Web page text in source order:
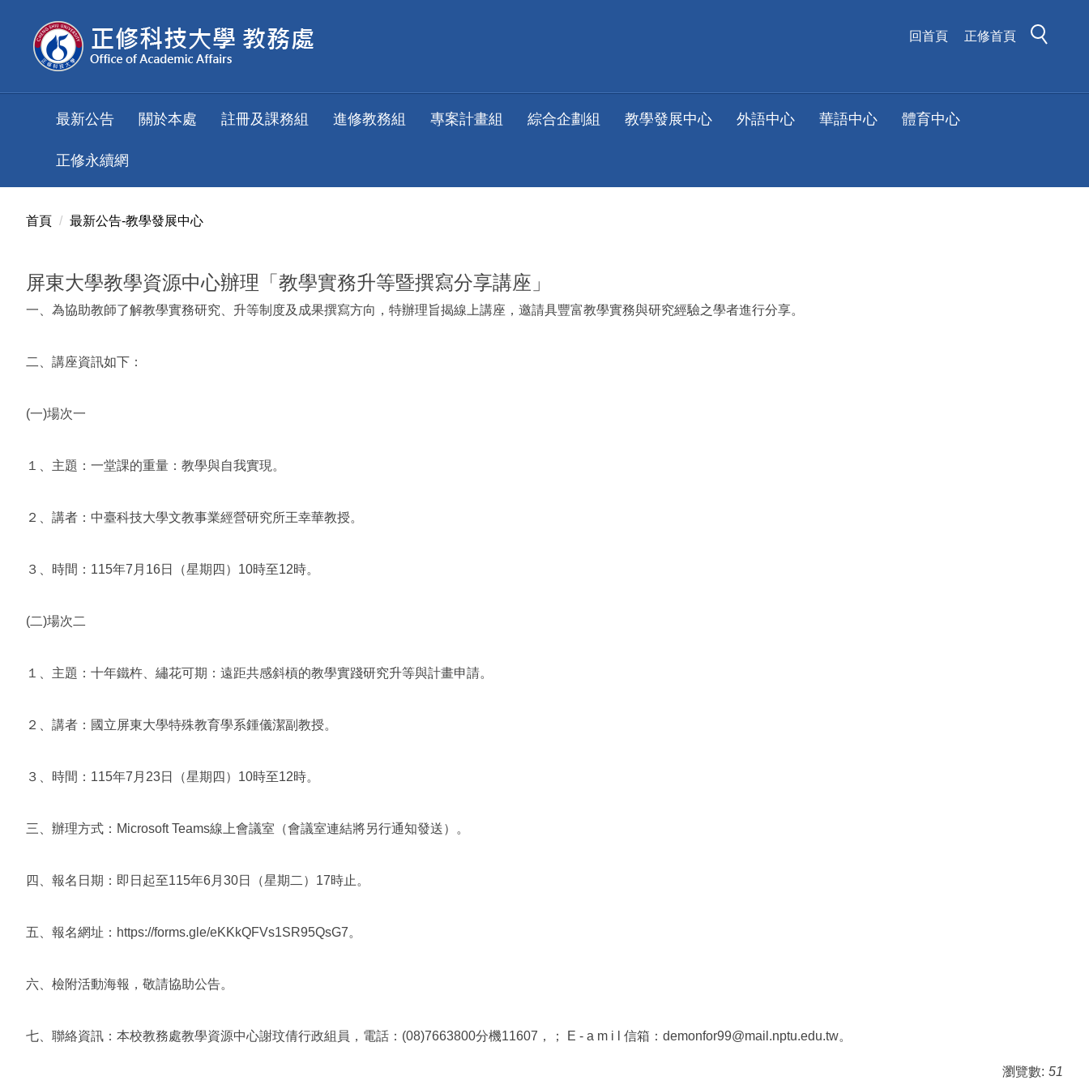
內
回首頁 正修首頁
最新公告 關於本處 註冊及課務組 進修教務組 專案計畫組 綜合企劃組 教學發展中心 外語中心 華語中心 體育中心
正修永續網
首頁 最新公告-教學發展中心
屏東大學教學資源中心辦理「教學實務升等暨撰寫分享講座」
一、為協助教師了解教學實務研究、升等制度及成果撰寫方向，特辦理旨揭線上講座，邀請具豐富教學實務與研究經驗之學者進行分享。
二、講座資訊如下：
(一)場次一
１、主題：一堂課的重量：教學與自我實現。
２、講者：中臺科技大學文教事業經營研究所王幸華教授。
３、時間：115年7月16日（星期四）10時至12時。
(二)場次二
１、主題：十年鐵杵、繡花可期：遠距共感斜槓的教學實踐研究升等與計畫申請。
２、講者：國立屏東大學特殊教育學系鍾儀潔副教授。
３、時間：115年7月23日（星期四）10時至12時。
三、辦理方式：Microsoft Teams線上會議室（會議室連結將另行通知發送）。
四、報名日期：即日起至115年6月30日（星期二）17時止。
五、報名網址：https://forms.gle/eKKkQFVs1SR95QsG7。
六、檢附活動海報，敬請協助公告。
七、聯絡資訊：本校教務處教學資源中心謝玟倩行政組員，電話：(08)7663800分機11607，； E - a m i l 信箱：demonfor99@mail.nptu.edu.tw。
瀏覽數: 51